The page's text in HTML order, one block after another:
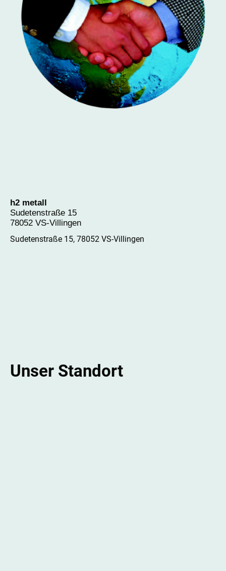
h2 metall
Sudetenstraße 15
78052 VS-Villingen
Sudetenstraße 15, 78052 VS-Villingen
Unser Standort